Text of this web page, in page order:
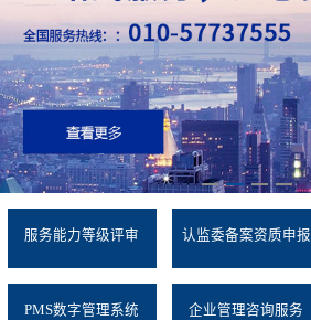
服务能力等级评审 认监委备案资质申报
PMS数字管理系统 企业管理咨询服务